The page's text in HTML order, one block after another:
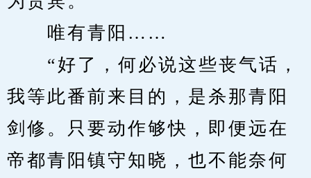
唯有青阳……
“好了，何必说这些丧气话，
我等此番前来目的，是杀那青阳
剑修。只要动作够快，即便远在
帝都青阳镇守知晓，也不能奈何